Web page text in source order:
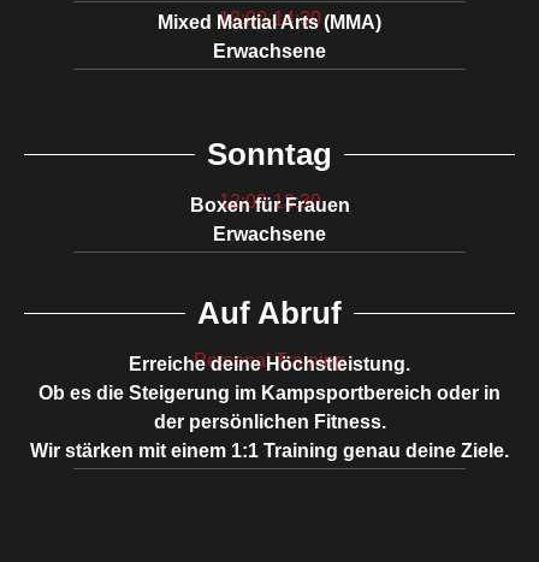
13:00-14:30
Mixed Martial Arts (MMA)
Erwachsene
Sonntag
12:00-13:30
Boxen für Frauen
Erwachsene
Auf Abruf
Personal Training
Erreiche deine Höchstleistung.
Ob es die Steigerung im Kampsportbereich oder in
der persönlichen Fitness.
Wir stärken mit einem 1:1 Training genau deine Ziele.